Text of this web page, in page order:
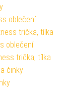
oblečení
trička, tílka
oblečení
trička, tílka
činky